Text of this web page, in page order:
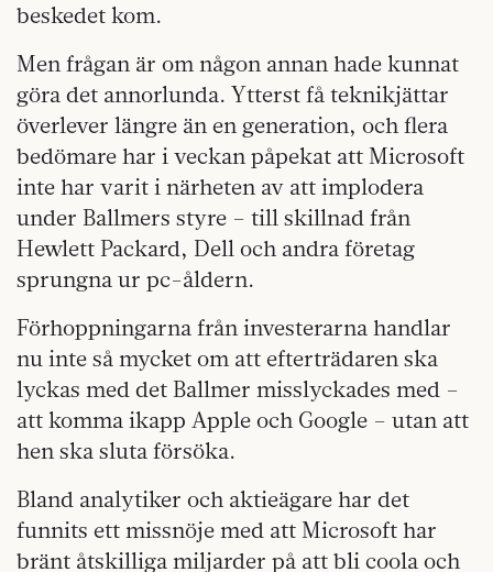
beskedet kom.
Men frågan är om någon annan hade kunnat
göra det annorlunda. Ytterst få teknikjättar
överlever längre än en generation, och flera
bedömare har i veckan påpekat att Microsoft
inte har varit i närheten av att implodera
under Ballmers styre – till skillnad från
Hewlett Packard, Dell och andra företag
sprungna ur pc-åldern.
Förhoppningarna från investerarna handlar
nu inte så mycket om att efterträdaren ska
lyckas med det Ballmer misslyckades med –
att komma ikapp Apple och Google – utan att
hen ska sluta försöka.
Bland analytiker och aktieägare har det
funnits ett missnöje med att Microsoft har
bränt åtskilliga miljarder på att bli coola och